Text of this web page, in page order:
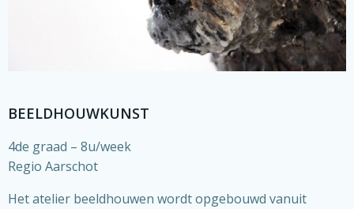
BEELDHOUWKUNST
4de graad – 8u/week
Regio Aarschot
Het atelier beeldhouwen wordt opgebouwd vanuit